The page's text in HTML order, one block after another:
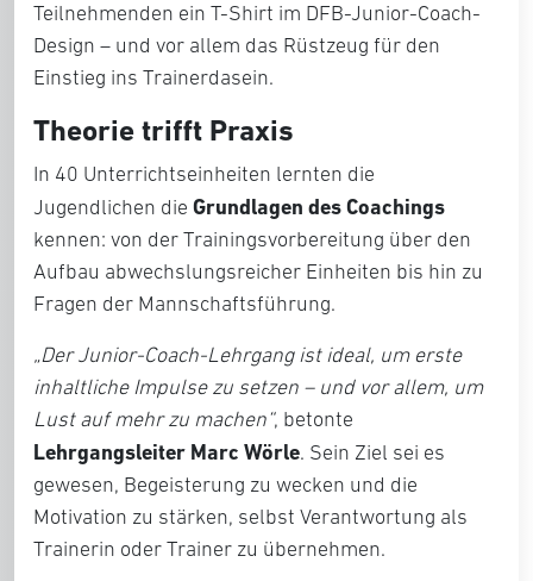
Teilnehmenden ein T-Shirt im DFB-Junior-Coach-
Design – und vor allem das Rüstzeug für den
Einstieg ins Trainerdasein.
Theorie trifft Praxis
In 40 Unterrichtseinheiten lernten die
Jugendlichen die Grundlagen des Coachings
kennen: von der Trainingsvorbereitung über den
Aufbau abwechslungsreicher Einheiten bis hin zu
Fragen der Mannschaftsführung.
„Der Junior-Coach-Lehrgang ist ideal, um erste
inhaltliche Impulse zu setzen – und vor allem, um
Lust auf mehr zu machen“, betonte
Lehrgangsleiter Marc Wörle. Sein Ziel sei es
gewesen, Begeisterung zu wecken und die
Motivation zu stärken, selbst Verantwortung als
Trainerin oder Trainer zu übernehmen.